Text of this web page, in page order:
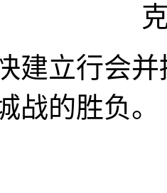
建立行会
战的胜负。